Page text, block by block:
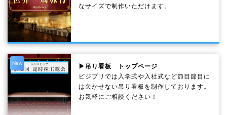
なサイズで制作いただけます。
New
▶吊り看板 トップページ
ビジプリでは入学式や入社式など節目節目に
は欠かせない吊り看板を制作しております。
お気軽にご相談ください！